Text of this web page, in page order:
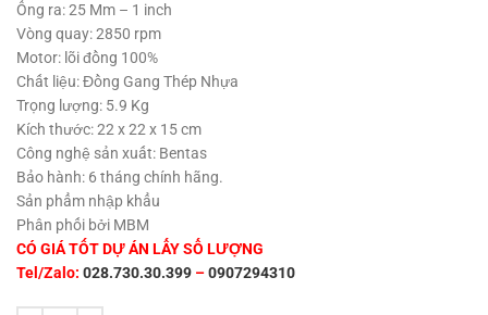
Ống ra: 25 Mm – 1 inch
Vòng quay: 2850 rpm
Motor: lõi đồng 100%
Chất liệu: Đồng Gang Thép Nhựa
Trọng lượng: 5.9 Kg
Kích thước: 22 x 22 x 15 cm
Công nghệ sản xuất: Bentas
Bảo hành: 6 tháng chính hãng.
Sản phẩm nhập khẩu
Phân phối bởi MBM
CÓ GIÁ TỐT DỰ ÁN LẤY SỐ LƯỢNG
Tel/Zalo: 028.730.30.399 –0907294310